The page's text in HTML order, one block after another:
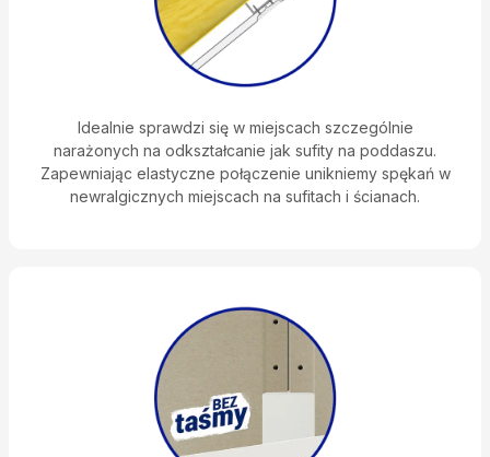
Idealnie sprawdzi się w miejscach szczególnie
narażonych na odkształcanie jak sufity na poddaszu.
Zapewniając elastyczne połączenie unikniemy spękań w
newralgicznych miejscach na sufitach i ścianach.